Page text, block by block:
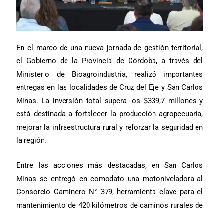
En el marco de una nueva jornada de gestión territorial,
el Gobierno de la Provincia de Córdoba, a través del
Ministerio de Bioagroindustria, realizó importantes
entregas en las localidades de Cruz del Eje y San Carlos
Minas. La inversión total supera los $339,7 millones y
está destinada a fortalecer la producción agropecuaria,
mejorar la infraestructura rural y reforzar la seguridad en
la región.
Entre las acciones más destacadas, en San Carlos
Minas se entregó en comodato una motoniveladora al
Consorcio Caminero N° 379, herramienta clave para el
mantenimiento de 420 kilómetros de caminos rurales de